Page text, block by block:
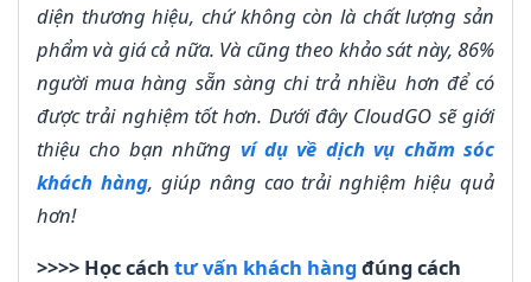
diện thương hiệu, chứ không còn là chất lượng sản
phẩm và giá cả nữa. Và cũng theo khảo sát này, 86%
người mua hàng sẵn sàng chi trả nhiều hơn để có
được trải nghiệm tốt hơn. Dưới đây CloudGO sẽ giới
thiệu cho bạn những ví dụ về dịch vụ chăm sóc
khách hàng, giúp nâng cao trải nghiệm hiệu quả
hơn!
>>>> Học cách tư vấn khách hàngđúng cách